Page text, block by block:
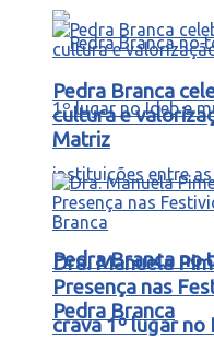
Pedra Branca no
crava 1º lugar no
Pedra Branca
cultura e
Matriz
Dra. Manuela
Presença nas
Pedra Branca